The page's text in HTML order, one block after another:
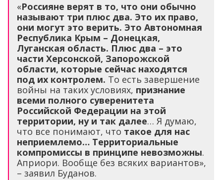
«Россияне верят в то, что они обычно
называют три плюс два. Это их право,
они могут это верить. Это Автономная
Республика Крым – Донецкая,
Луганская область. Плюс два – это
части Херсонской, Запорожской
области, которые сейчас находятся
под их контролем. То есть завершение
войны на таких условиях, признание
всеми полного суверенитета
Российской Федерации на этой
территории, ну и так далее… Я думаю,
что все понимают, что такое для нас
неприемлемо… Территориальные
компромиссы в принципе невозможны.
Априори. Вообще без всяких вариантов»,
– заявил Буданов.